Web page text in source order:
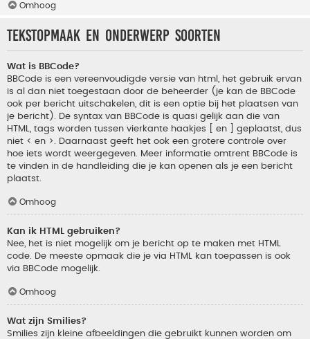
Omhoog
Tekstopmaak en onderwerp soorten
Wat is BBCode?
BBCode is een vereenvoudigde versie van html, het gebruik ervan
is al dan niet toegestaan door de beheerder (je kan de BBCode
ook per bericht uitschakelen, dit is een optie bij het plaatsen van
je bericht). De syntax van BBCode is quasi gelijk aan die van
HTML, tags worden tussen vierkante haakjes [ en ] geplaatst, dus
niet < en >. Daarnaast geeft het ook een grotere controle over
hoe iets wordt weergegeven. Meer informatie omtrent BBCode is
te vinden in de handleiding die je kan openen als je een bericht
plaatst.
Omhoog
Kan ik HTML gebruiken?
Nee, het is niet mogelijk om je bericht op te maken met HTML
code. De meeste opmaak die je via HTML kan toepassen is ook
via BBCode mogelijk.
Omhoog
Wat zijn Smilies?
Smilies zijn kleine afbeeldingen die gebruikt kunnen worden om